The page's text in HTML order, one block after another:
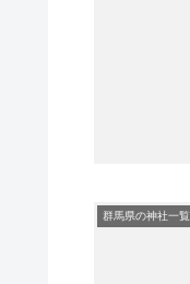
群馬県の神社一覧